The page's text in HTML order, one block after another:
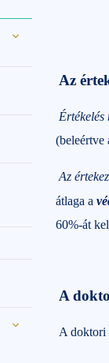
Az
Értékelés
(beleértve
Az
átlaga a
60%-át
A
A doktori